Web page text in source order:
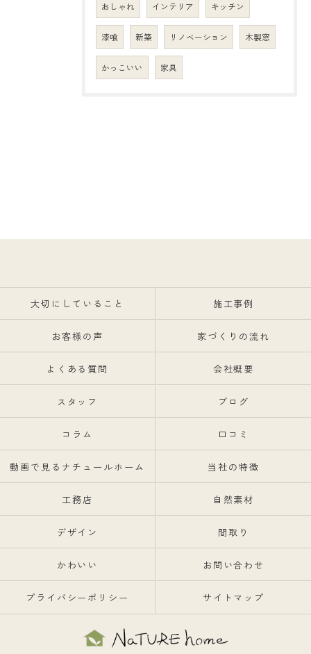
おしゃれ インテリア キッチン
漆喰 新築 リノベーション 木製窓
かっこいい 家具
大切にしていること 施工事例
お客様の声 家づくりの流れ
よくある質問 会社概要
スタッフ ブログ
コラム 口コミ
動画で見るナチュールホーム 当社の特徴
工務店 自然素材
デザイン 間取り
かわいい お問い合わせ
プライバシーポリシー サイトマップ